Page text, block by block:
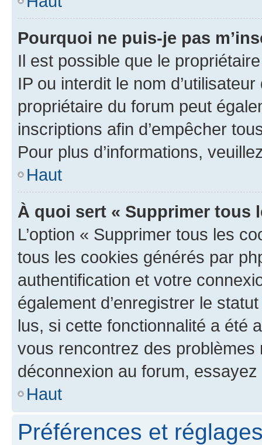
Pourquoi ne puis-je pas
Il est possible que le
IP ou interdit le nom
propriétaire du forum peut
inscriptions afin d’empêcher
Pour plus d’informations,
Haut
À quoi sert « Supprimer tous
L’option « Supprimer tous les
tous les cookies générés par
authentification et votre
également d’enregistrer le
lus, si cette fonctionnalité a été
vous rencontrez des
déconnexion au forum,
Haut
Préférences et